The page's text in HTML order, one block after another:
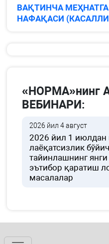
ВАҚТИНЧА
НАФАҚАСИ
«НОРМА»нинг
ВЕБИНАРИ:
2026 йил 4 август
2026 йил 1 июлдан
лаёқатсизлик
тайинлашнинг
эътибор қаратиш
масалалар